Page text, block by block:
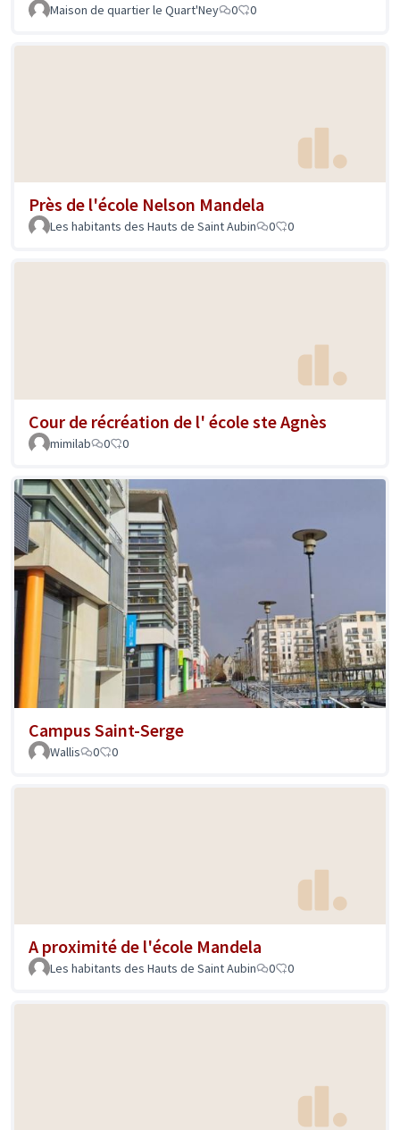
Maison de quartier le Quart'Ney 0 0
Près de l'école Nelson Mandela
Les habitants des Hauts de Saint Aubin 0 0
Cour de récréation de l' école ste Agnès
mimilab 0 0
Campus Saint-Serge
Wallis 0 0
A proximité de l'école Mandela
Les habitants des Hauts de Saint Aubin 0 0